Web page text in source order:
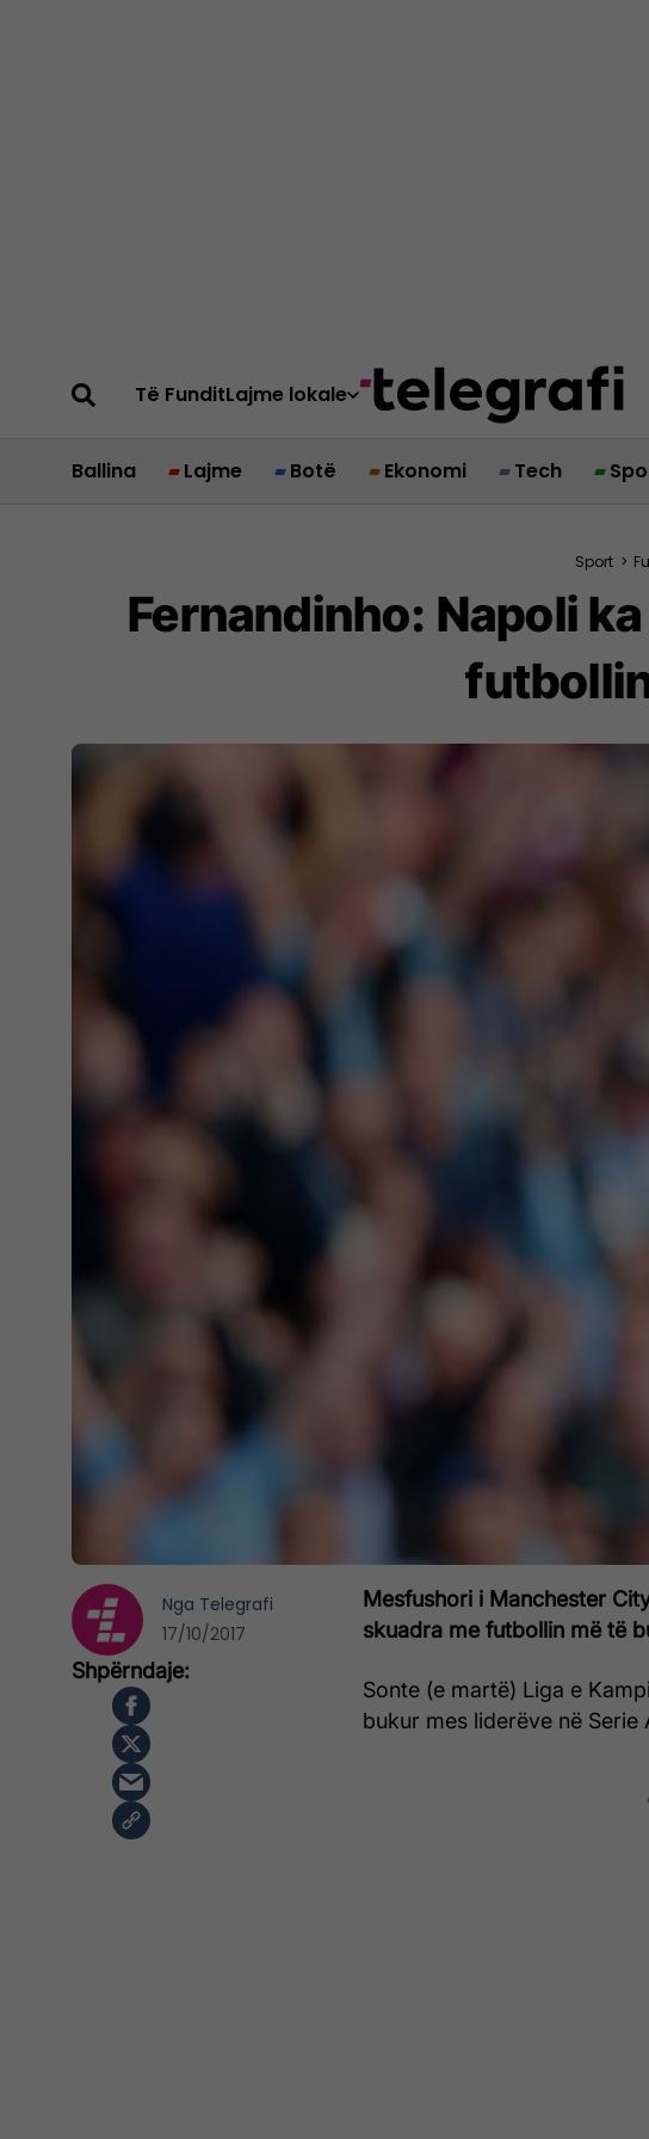
Të FunditLajme lokale
Ballina Lajme Botë Ekonomi Tech
Sport >
Fernandinho: Napoli
Mesfushori i Manchester
skuadra me futbollin më të
Sonte (e martë) Liga e
bukur mes liderëve në Serie
Nga Telegrafi
17/10/2017